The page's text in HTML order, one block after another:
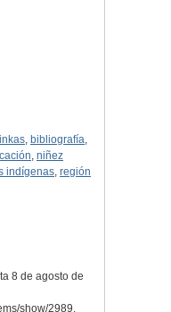
, bibliografía,
, niñez
indígenas, región
8 de agosto de
show/2989.